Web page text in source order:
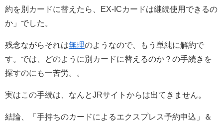
約を別カードに替えたら、EX-ICカードは継続使用できるの
か」でした。
残念ながらそれは無理のようなので、もう単純に解約で
す。では、どのように別カードに替えるのか？の手続きを
探すのにも一苦労。。
実はこの手続は、なんとJRサイトからは出てきません。
結論、「手持ちのカードによるエクスプレス予約申込」＆